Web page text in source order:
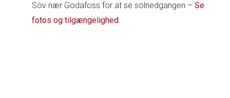
Sov nær Godafoss for at se solnedgangen –Se
fotos og tilgængelighed